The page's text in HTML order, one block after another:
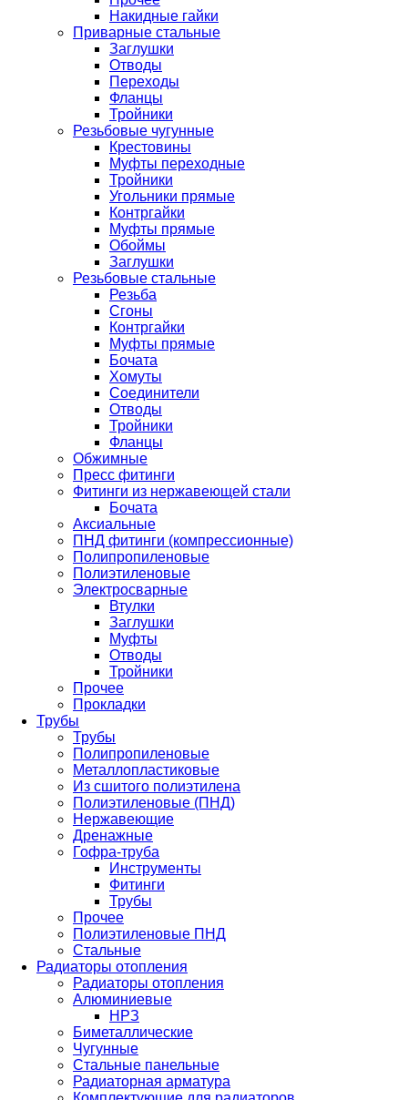
Накидные гайки
Приварные стальные
Заглушки
Отводы
Переходы
Фланцы
Тройники
Резьбовые чугунные
Крестовины
Муфты переходные
Тройники
Угольники прямые
Контргайки
Муфты прямые
Обоймы
Заглушки
Резьбовые стальные
Резьба
Сгоны
Контргайки
Муфты прямые
Бочата
Хомуты
Соединители
Отводы
Тройники
Фланцы
Обжимные
Пресс фитинги
Фитинги из нержавеющей стали
Бочата
Аксиальные
ПНД фитинги (компрессионные)
Полипропиленовые
Полиэтиленовые
Электросварные
Втулки
Заглушки
Муфты
Отводы
Тройники
Прочее
Прокладки
Трубы
Трубы
Полипропиленовые
Металлопластиковые
Из сшитого полиэтилена
Полиэтиленовые (ПНД)
Нержавеющие
Дренажные
Гофра-труба
Инструменты
Фитинги
Трубы
Прочее
Полиэтиленовые ПНД
Стальные
Радиаторы отопления
Радиаторы отопления
Алюминиевые
НРЗ
Биметаллические
Чугунные
Стальные панельные
Радиаторная арматура